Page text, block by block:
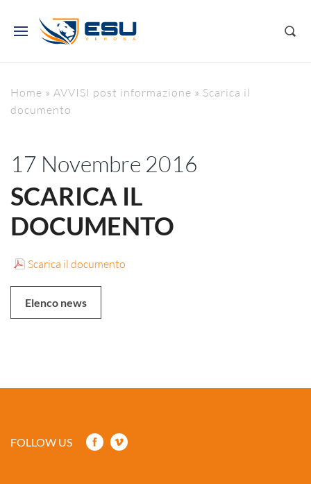
Home » AVVISI post informazione » Scarica il
documento
17 Novembre 2016
SCARICA IL
DOCUMENTO
Scarica il documento
Elenco news
FOLLOW US